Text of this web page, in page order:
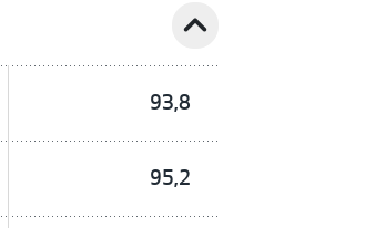
expand_less
93,8
95,2